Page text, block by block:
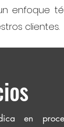
enfoque
clientes.
en